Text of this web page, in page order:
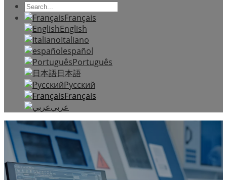
Français
English
Italiano
español
Português
日本語
Русский
Français
عربي